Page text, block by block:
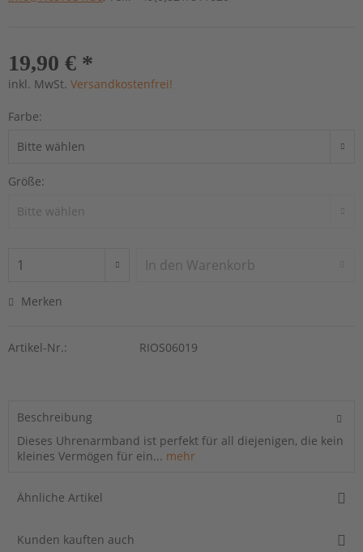
19,90 € *
inkl. MwSt. Versandkostenfrei!
Farbe:
Größe:
In den Warenkorb
Merken
Artikel-Nr.: RIOS06019
Beschreibung
Dieses Uhrenarmband ist perfekt für all diejenigen, die kein
kleines Vermögen für ein... mehr
Ähnliche Artikel
Kunden kauften auch